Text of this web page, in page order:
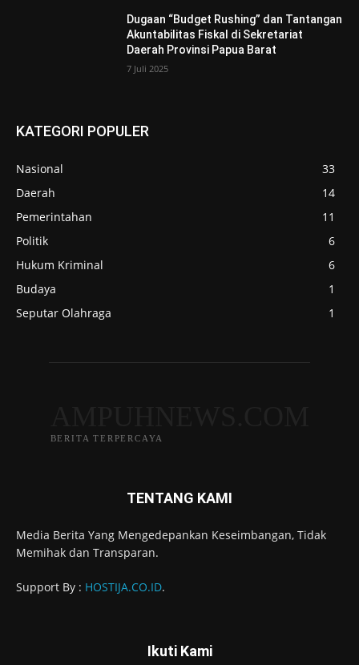
Dugaan “Budget Rushing” dan Tantangan
Akuntabilitas Fiskal di Sekretariat
Daerah Provinsi Papua Barat
7 Juli 2025
KATEGORI POPULER
Nasional
33
Daerah
14
Pemerintahan
11
Politik
6
Hukum Kriminal
6
Budaya
1
Seputar Olahraga
1
BERITA TERPERCAYA
TENTANG KAMI
Media Berita Yang Mengedepankan Keseimbangan, Tidak
Memihak dan Transparan.
Support By : HOSTIJA.CO.ID.
Ikuti Kami